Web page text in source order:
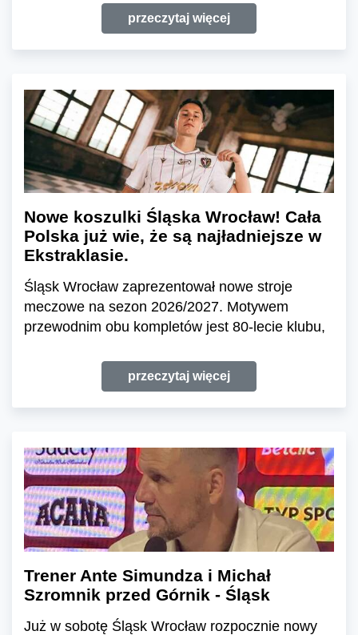
przeczytaj więcej
Nowe koszulki Śląska Wrocław! Cała
Polska już wie, że są najładniejsze w
Ekstraklasie.
Śląsk Wrocław zaprezentował nowe stroje
meczowe na sezon 2026/2027. Motywem
przewodnim obu kompletów jest 80-lecie klubu,
przeczytaj więcej
Trener Ante Simundza i Michał
Szromnik przed Górnik - Śląsk
Już w sobotę Śląsk Wrocław rozpocznie nowy